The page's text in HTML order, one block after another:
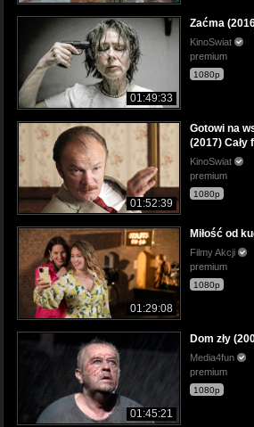
01:49:33
Zaćma
KinoSwiat
premium
1080p
01:52:39
Gotowi na
(2017) Cały
KinoSwiat
premium
1080p
01:29:08
Miłość od
Filmy Akcji
premium
1080p
01:45:21
Dom zły
Media4fun
premium
1080p